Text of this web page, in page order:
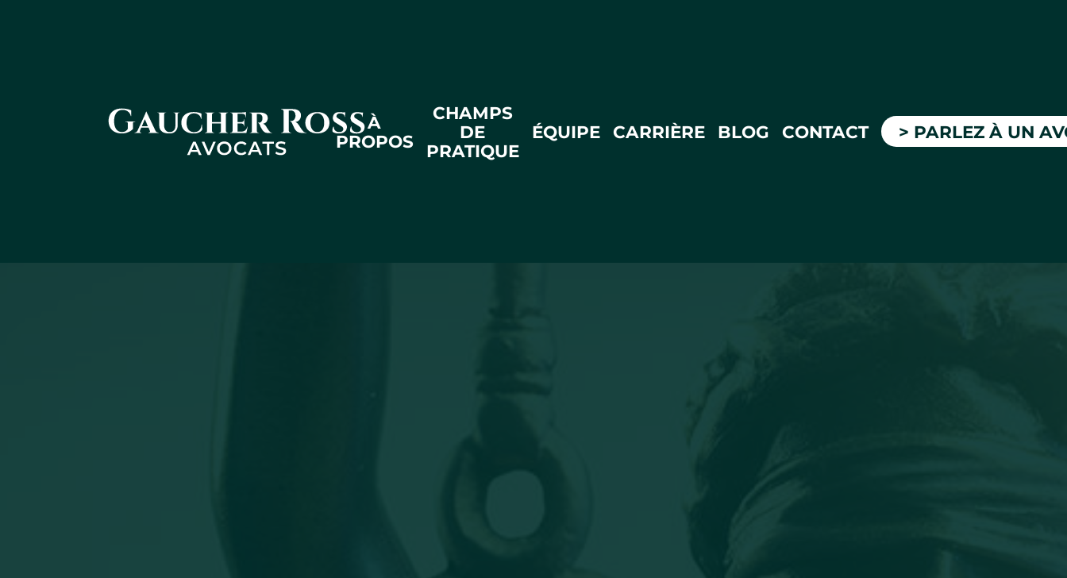
Gaucher
Ross - Law
À
PROPOS
CHAMPS
DE
PRATIQUE
ÉQUIPE CARRIÈRE BLOG CONTACT > PARLEZ À UN